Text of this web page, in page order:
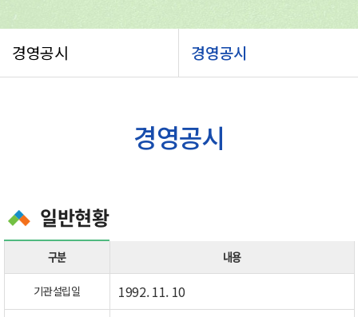
경영공시 경영공시
경영공시
일반현황
구분 내용
기관설립일 1992. 11. 10